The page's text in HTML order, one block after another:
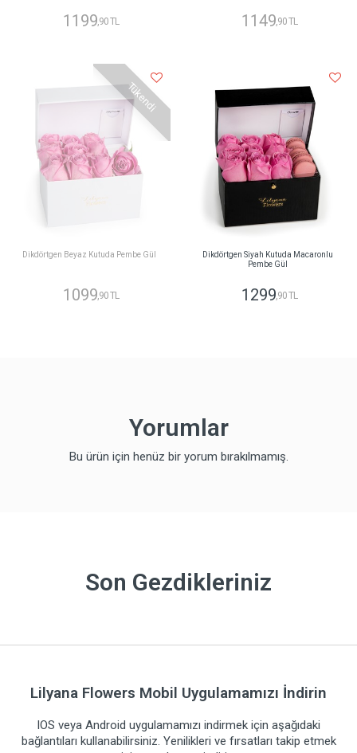
1199 ,90 TL 1149 ,90 TL
Tükendi
Dikdörtgen Beyaz Kutuda Pembe Gül
1099,90 TL
Dikdörtgen Siyah Kutuda Macaronlu
Pembe Gül
1299,90 TL
Yorumlar
Bu ürün için henüz bir yorum bırakılmamış.
Son Gezdikleriniz
Lilyana Flowers Mobil Uygulamamızı İndirin
IOS veya Android uygulamamızı indirmek için aşağıdaki
bağlantıları kullanabilirsiniz. Yenilikleri ve fırsatları takip etmek